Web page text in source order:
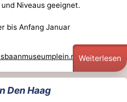
Niveaus geeignet.
bis Anfang Januar
Weiterlesen
Den Haag